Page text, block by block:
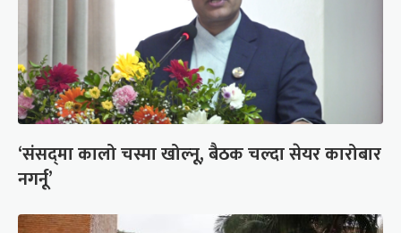
‘संसद्‍मा कालो चस्मा खोल्नू, बैठक चल्दा सेयर कारोबार
नगर्नू’